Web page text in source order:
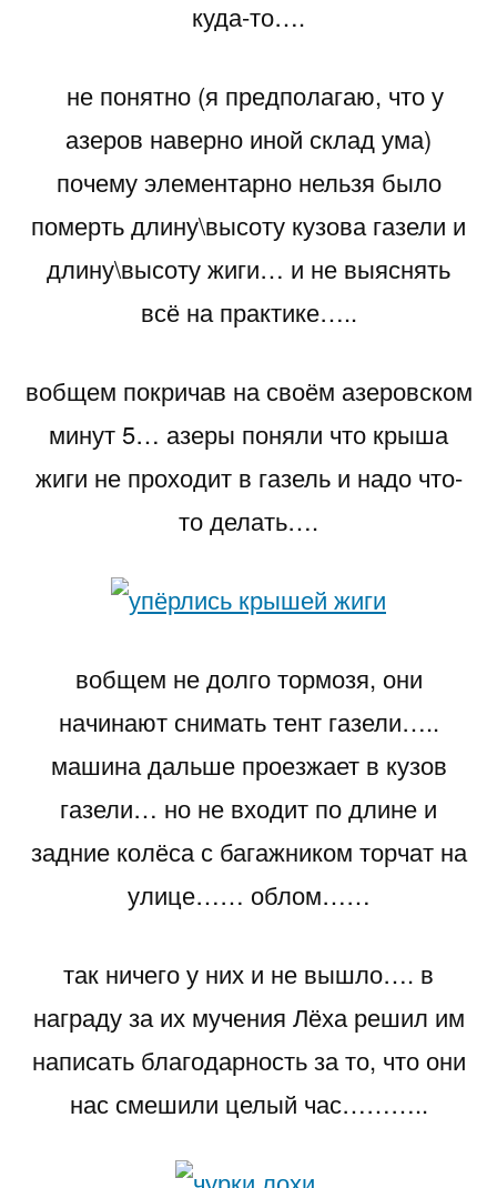
куда-то….
не понятно (я предполагаю, что у
азеров наверно иной склад ума)
почему элементарно нельзя было
померть длину\высоту кузова газели и
длину\высоту жиги… и не выяснять
всё на практике…..
вобщем покричав на своём азеровском
минут 5… азеры поняли что крыша
жиги не проходит в газель и надо что-
то делать….
вобщем не долго тормозя, они
начинают снимать тент газели…..
машина дальше проезжает в кузов
газели… но не входит по длине и
задние колёса с багажником торчат на
улице…… облом……
так ничего у них и не вышло…. в
награду за их мучения Лёха решил им
написать благодарность за то, что они
нас смешили целый час………..